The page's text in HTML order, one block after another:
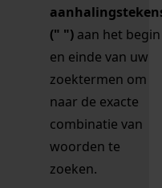
(" ") aan het begin
en einde van uw
zoektermen om
naar de exacte
combinatie van
woorden te
zoeken.